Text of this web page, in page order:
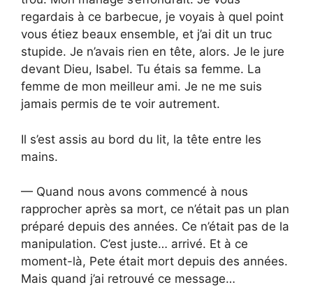
regardais à ce barbecue, je voyais à quel point
vous étiez beaux ensemble, et j’ai dit un truc
stupide. Je n’avais rien en tête, alors. Je le jure
devant Dieu, Isabel. Tu étais sa femme. La
femme de mon meilleur ami. Je ne me suis
jamais permis de te voir autrement.
Il s’est assis au bord du lit, la tête entre les
mains.
— Quand nous avons commencé à nous
rapprocher après sa mort, ce n’était pas un plan
préparé depuis des années. Ce n’était pas de la
manipulation. C’est juste… arrivé. Et à ce
moment-là, Pete était mort depuis des années.
Mais quand j’ai retrouvé ce message…